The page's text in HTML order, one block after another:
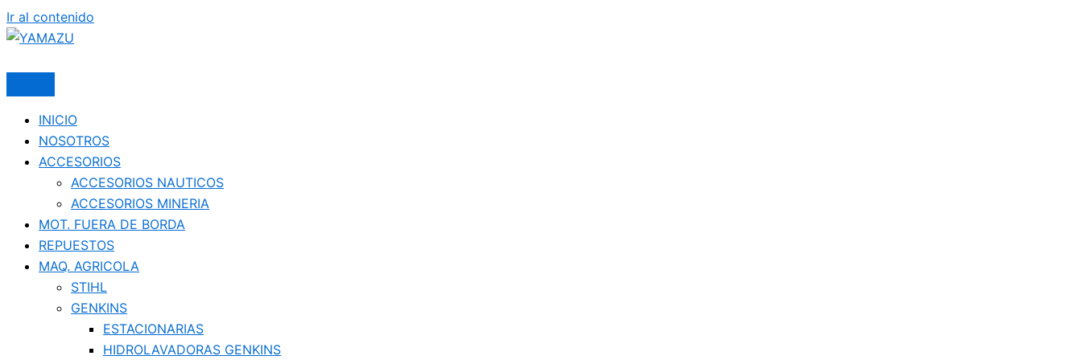
Ir al contenido
INICIO
NOSOTROS
ACCESORIOS
ACCESORIOS NAUTICOS
ACCESORIOS MINERIA
MOT. FUERA DE BORDA
REPUESTOS
MAQ. AGRICOLA
STIHL
GENKINS
ESTACIONARIAS
HIDROLAVADORAS GENKINS